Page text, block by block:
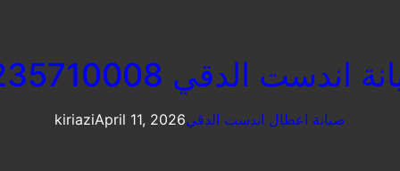
اندست الدقي 0235710008
kiriaziApril 11, 2026صيانة اعطال اندست الدقي